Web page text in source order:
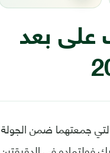
على بعد
جمعتهما ضمن الجولة